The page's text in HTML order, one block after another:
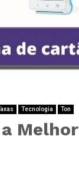
Tecnologia Ton
Melhor